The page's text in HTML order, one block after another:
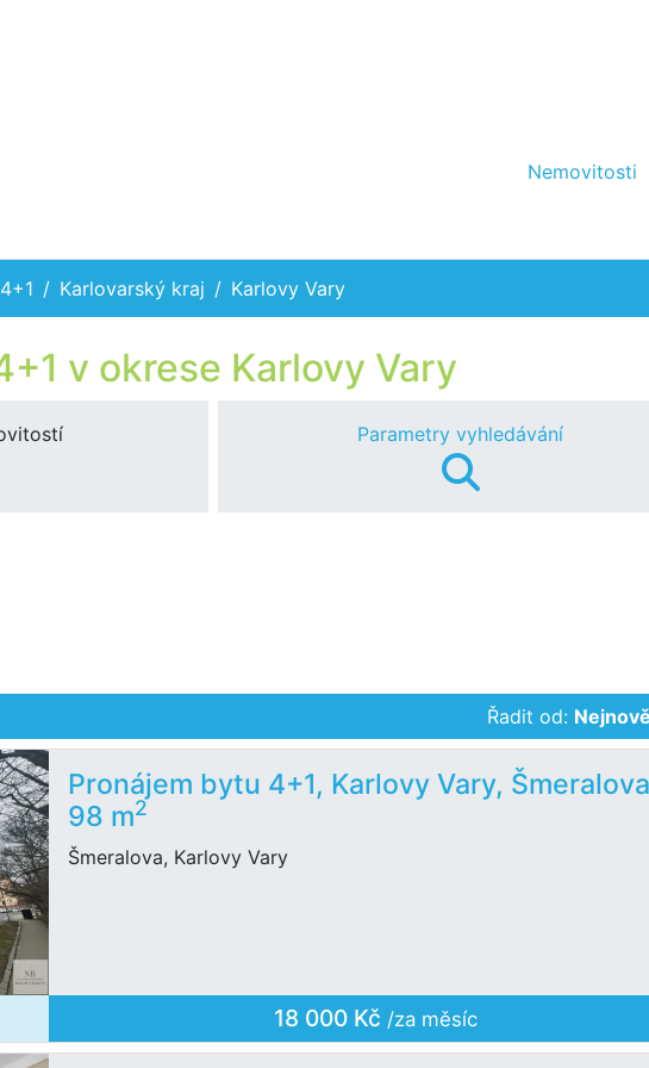
Nemovitosti
Karlovarský kraj Karlovy Vary
v okrese Karlovy Vary
Parametry vyhledávání
Řadit od:
Pronájem bytu 4+1, Karlovy Vary,
98 m2
Šmeralova, Karlovy Vary
18 000 Kč /za měsíc